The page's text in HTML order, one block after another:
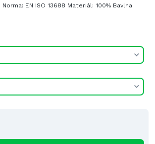
EN ISO 13688 Materiál: 100% Bavlna